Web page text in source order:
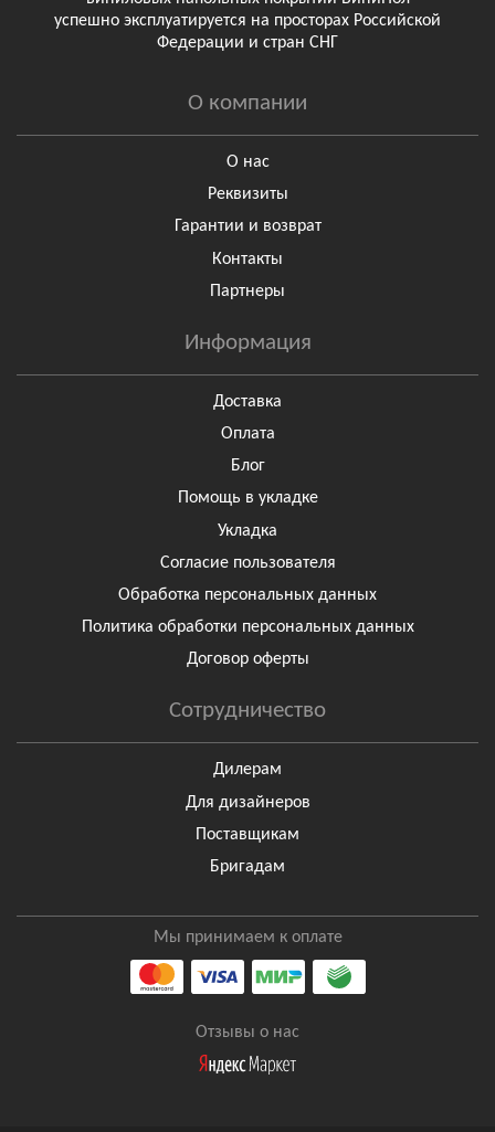
успешно эксплуатируется на просторах Российской
Федерации и стран СНГ
О компании
О нас
Реквизиты
Гарантии и возврат
Контакты
Партнеры
Информация
Доставка
Оплата
Блог
Помощь в укладке
Укладка
Согласие пользователя
Обработка персональных данных
Политика обработки персональных данных
Договор оферты
Сотрудничество
Дилерам
Для дизайнеров
Поставщикам
Бригадам
Мы принимаем к оплате
Отзывы о нас